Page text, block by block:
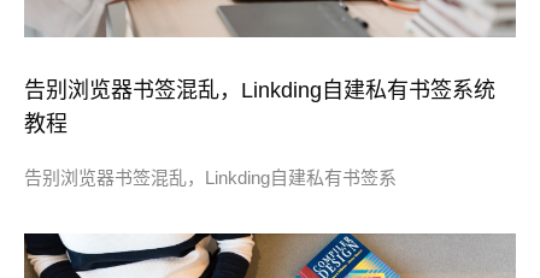
告别浏览器书签混乱，Linkding自建私有书签系统
教程
告别浏览器书签混乱，Linkding自建私有书签系